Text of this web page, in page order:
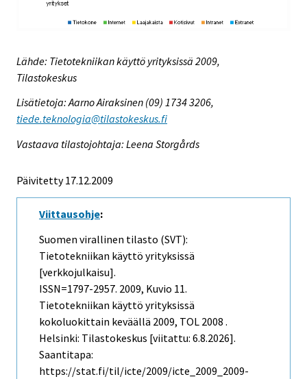
Lähde: Tietotekniikan käyttö yrityksissä 2009,
Tilastokeskus
Lisätietoja: Aarno Airaksinen (09) 1734 3206,
tiede.teknologia@tilastokeskus.fi
Vastaava tilastojohtaja: Leena Storgårds
Päivitetty 17.12.2009
Viittausohje:
Suomen virallinen tilasto (SVT):
Tietotekniikan käyttö yrityksissä
[verkkojulkaisu].
ISSN=1797-2957. 2009, Kuvio 11.
Tietotekniikan käyttö yrityksissä
kokoluokittain keväällä 2009, TOL 2008 .
Helsinki: Tilastokeskus [viitattu: 6.8.2026].
Saantitapa:
https://stat.fi/til/icte/2009/icte_2009_2009-